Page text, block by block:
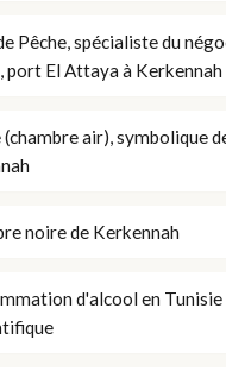
Pêche, spécialiste du
port El Attaya à Kerkennah
(chambre air), symbolique
noire de Kerkennah
d'alcool en